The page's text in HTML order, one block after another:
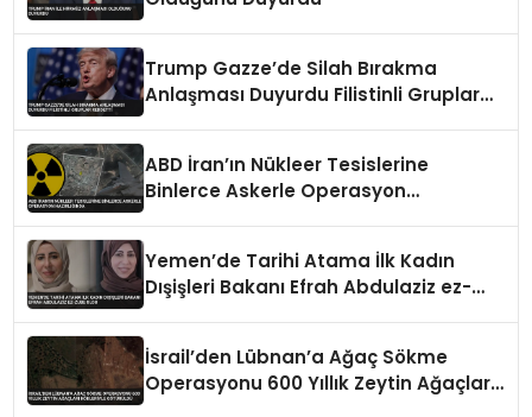
Trump Gazze’de Silah Bırakma
Anlaşması Duyurdu Filistinli Gruplar
ABD İran’ın Nükleer Tesislerine
Binlerce Askerle Operasyon
Yemen’de Tarihi Atama İlk Kadın
Dışişleri Bakanı Efrah Abdulaziz ez-
İsrail’den Lübnan’a Ağaç Sökme
Operasyonu 600 Yıllık Zeytin Ağaçları